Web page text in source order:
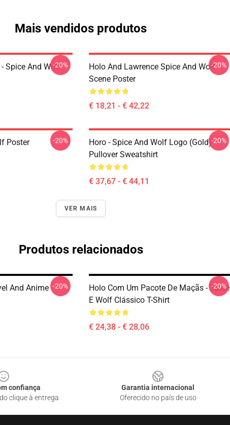
Mais vendidos produtos
Spice And Wolf-20%
Holo And Lawrence Spice And Wolf
Scene Poster
€ 18,21 - € 42,22
-20%
Poster -20%
Horo - Spice And Wolf Logo (Gold)
Pullover Sweatshirt
€ 37,67 - € 44,11
-20%
VER MAIS
Produtos relacionados
And Anime -20%
Holo Com Um Pacote De Maçãs - Spice
E Wolf Clássico T-Shirt
€ 24,38 - € 28,06
-20%
confiança
clique à entrega
Garantia internacional
Oferecido no país de uso